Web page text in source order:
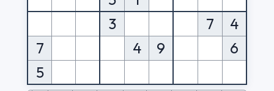
3
7
4
7
4 9
6
5